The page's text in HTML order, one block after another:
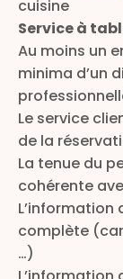
cuisine
Service à
Au moins un
minima d’un
Le service
de la
La tenue du
cohérente
complète
…)